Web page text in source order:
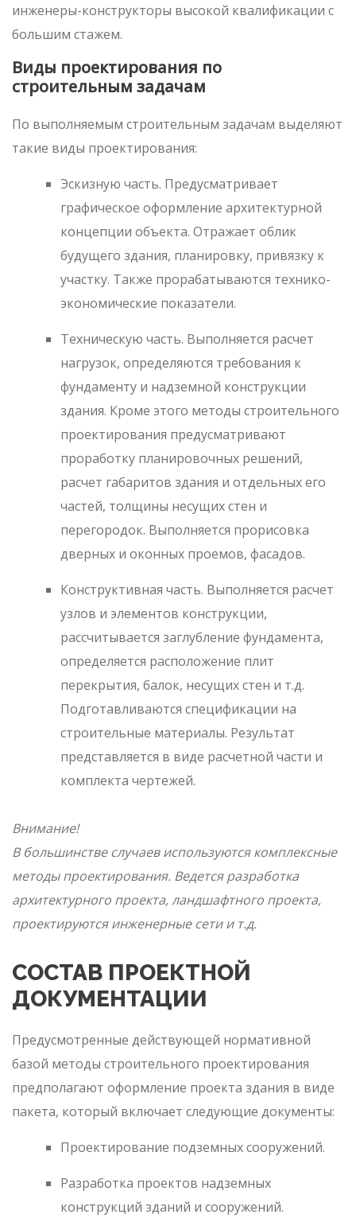
инженеры-конструкторы высокой квалификации с
большим стажем.
Виды проектирования по
строительным задачам
По выполняемым строительным задачам выделяют
такие виды проектирования:
Эскизную часть. Предусматривает
графическое оформление архитектурной
концепции объекта. Отражает облик
будущего здания, планировку, привязку к
участку. Также прорабатываются технико-
экономические показатели.
Техническую часть. Выполняется расчет
нагрузок, определяются требования к
фундаменту и надземной конструкции
здания. Кроме этого методы строительного
проектирования предусматривают
проработку планировочных решений,
расчет габаритов здания и отдельных его
частей, толщины несущих стен и
перегородок. Выполняется прорисовка
дверных и оконных проемов, фасадов.
Конструктивная часть. Выполняется расчет
узлов и элементов конструкции,
рассчитывается заглубление фундамента,
определяется расположение плит
перекрытия, балок, несущих стен и т.д.
Подготавливаются спецификации на
строительные материалы. Результат
представляется в виде расчетной части и
комплекта чертежей.
Внимание!
В большинстве случаев используются комплексные
методы проектирования. Ведется разработка
архитектурного проекта, ландшафтного проекта,
проектируются инженерные сети и т.д.
СОСТАВ ПРОЕКТНОЙ
ДОКУМЕНТАЦИИ
Предусмотренные действующей нормативной
базой методы строительного проектирования
предполагают оформление проекта здания в виде
пакета, который включает следующие документы:
Проектирование подземных сооружений.
Разработка проектов надземных
конструкций зданий и сооружений.